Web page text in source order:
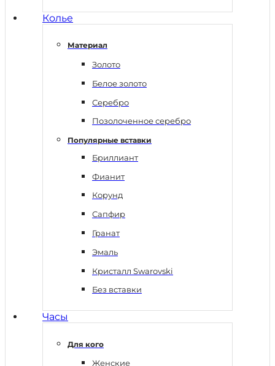
Колье
Материал
Золото
Белое золото
Серебро
Позолоченное серебро
Популярные вставки
Бриллиант
Фианит
Корунд
Сапфир
Гранат
Эмаль
Кристалл Swarovski
Без вставки
Часы
Для кого
Женские